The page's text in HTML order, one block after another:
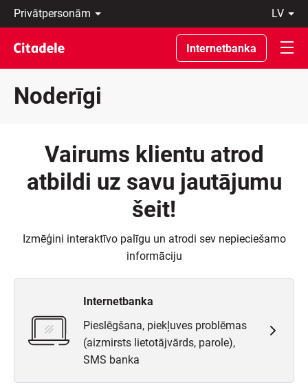
Privātpersonām
Uzņēmumiem
Private
Banking
Par
C
lv
Latviski
По-
русски
In
Internetbanka
Noderīgi
Vairums klientu atrod
atbildi uz savu jautājumu
šeit!
Izmēģini interaktīvo palīgu un atrodi sev nepieciešamo
informāciju
Internetbanka
Pieslēgšana, piekļuves problēmas
(aizmirsts lietotājvārds, parole),
SMS banka